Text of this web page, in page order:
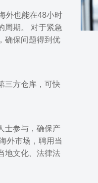
外也能在48小时
周期。 对于紧急
确保问题得到优
三方仓库，可快
士参与，确保产
外市场，聘用当
地文化、法律法